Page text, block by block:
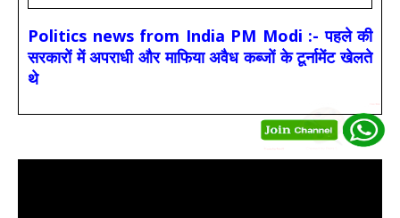
Politics news from India PM Modi :- पहले की
सरकारों में अपराधी और माफिया अवैध कब्जों के टूर्नामेंट खेलते
थे